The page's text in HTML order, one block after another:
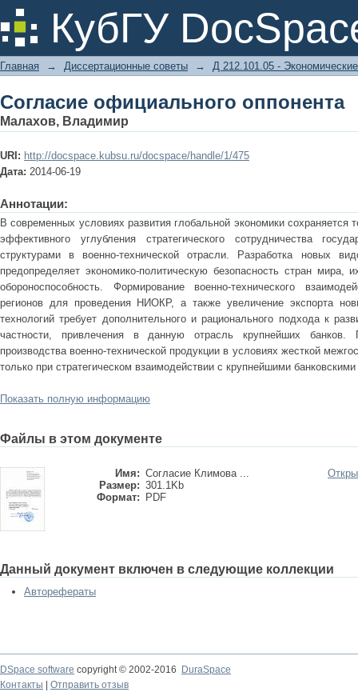
КубГУ
Согласие официального оппонента
Главная → Диссертационные советы → Д 212.101.05 -
Согласие официального оппонента
Малахов, Владимир
URI: http://docspace.kubsu.ru/docspace/handle/1/475
Дата: 2014-06-19
Аннотации:
В современных условиях развития глобальной экономики сохраняется
эффективного углубления стратегического сотрудничества
структурами в военно-технической отрасли. Разработка новых
предопределяет экономико-политическую безопасность стран мира,
обороноспособность. Формирование военно-технического
регионов для проведения НИОКР, а также увеличение экспорта
технологий требует дополнительного и рационального подхода к
частности, привлечения в данную отрасль крупнейших банков.
производства военно-технической продукции в условиях жесткой
только при стратегическом взаимодействии с крупнейшими
Показать полную информацию
Файлы в этом документе
Имя: Согласие Климова ...
Размер: 301.1Kb
Формат:
PDF
Данный документ включен в следующие коллекции
Авторефераты
DSpace software copyright © 2002-2016
DuraSpace
Контакты
Отправить отзыв